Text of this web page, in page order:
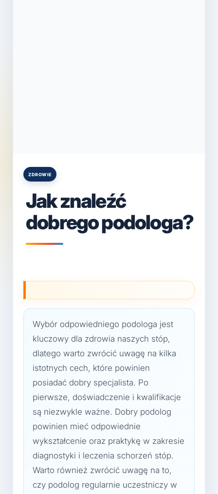
Posted
ZDROWIE
Jak znaleźć
dobrego podologa?
Wybór odpowiedniego podologa jest
kluczowy dla zdrowia naszych stóp,
dlatego warto zwrócić uwagę na kilka
istotnych cech, które powinien
posiadać dobry specjalista. Po
pierwsze, doświadczenie i kwalifikacje
są niezwykle ważne. Dobry podolog
powinien mieć odpowiednie
wykształcenie oraz praktykę w zakresie
diagnostyki i leczenia schorzeń stóp.
Warto również zwrócić uwagę na to,
czy podolog regularnie uczestniczy w